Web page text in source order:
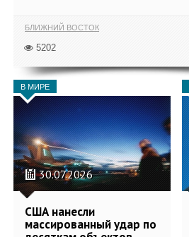
БЛИЖНИЙ ВОСТОК
5202
В МИРЕ
30.07.2026
США нанесли
массированный удар по